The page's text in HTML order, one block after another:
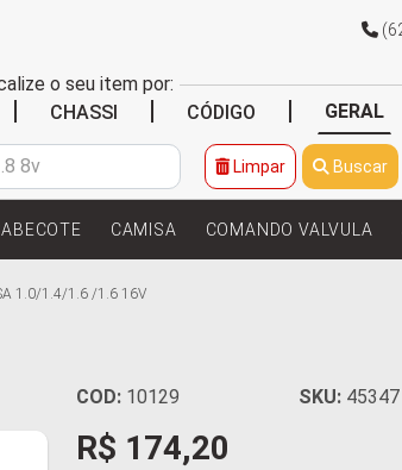
o seu item por:
CHASSI CÓDIGO GERAL
Limpar Buscar
CAMISA COMANDO VALVULA
1.0/1.4/1.6 /1.6 16V
COD: 10129 SKU: 45347
R$ 174,20